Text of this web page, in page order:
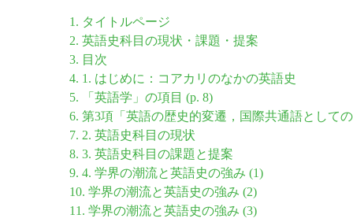
1. タイトルページ
2. 英語史科目の現状・課題・提案
3. 目次
4. 1. はじめに：コアカリのなかの英語史
5. 「英語学」の項目 (p. 8)
6. 第3項「英語の歴史的変遷，国際共通語として
7. 2. 英語史科目の現状
8. 3. 英語史科目の課題と提案
9. 4. 学界の潮流と英語史の強み (1)
10. 学界の潮流と英語史の強み (2)
11. 学界の潮流と英語史の強み (3)